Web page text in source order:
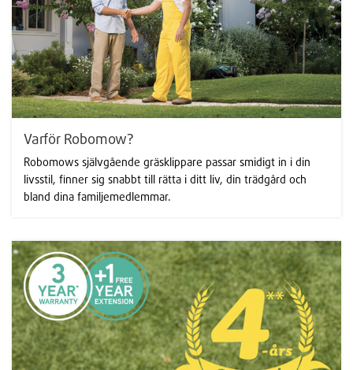
Varför Robomow?
Robomows självgående gräsklippare passar smidigt in i din
livsstil, finner sig snabbt till rätta i ditt liv, din trädgård och
bland dina familjemedlemmar.